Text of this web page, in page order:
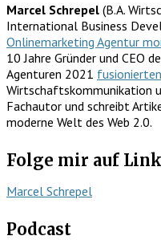
Marcel Schrepel (B.A.
International Business
Onlinemarketing Agentur
10 Jahre Gründer und CEO
Agenturen 2021 fusionierten
Wirtschaftskommunikation
Fachautor und schreibt
moderne Welt des Web 2.0.
Folge mir auf
Marcel Schrepel
Podcast